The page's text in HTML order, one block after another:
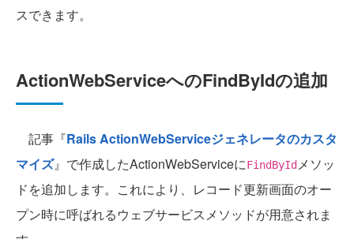
スできます。
ActionWebServiceへのFindByIdの追加
記事『Rails ActionWebServiceジェネレータのカスタ
マイズ』で作成したActionWebServiceにFindById メソッ
ドを追加します。これにより、レコード更新画面のオー
プン時に呼ばれるウェブサービスメソッドが用意されま